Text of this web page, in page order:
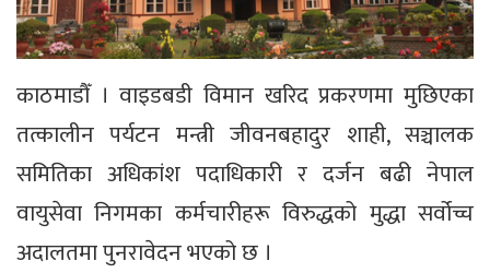
काठमाडौँ । वाइडबडी विमान खरिद प्रकरणमा मुछिएका
तत्कालीन पर्यटन मन्त्री जीवनबहादुर शाही, सञ्चालक
समितिका अधिकांश पदाधिकारी र दर्जन बढी नेपाल
वायुसेवा निगमका कर्मचारीहरू विरुद्धको मुद्धा सर्वोच्च
अदालतमा पुनरावेदन भएको छ ।